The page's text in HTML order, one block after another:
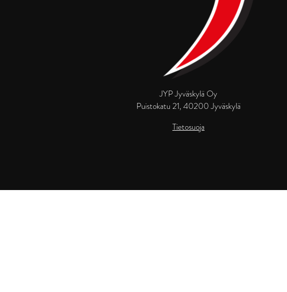
JYP Jyväskylä Oy
Puistokatu 21, 40200 Jyväskylä
Tietosuoja